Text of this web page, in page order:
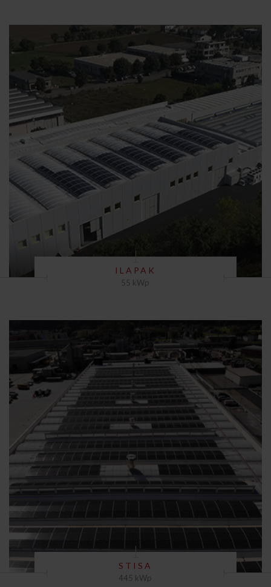
ILAPAK
55 kWp
STISA
445 kWp